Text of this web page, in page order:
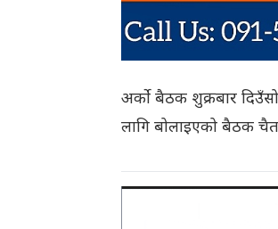
अर्को बैठक शुक्रबार
लागि बोलाइएको बैठक